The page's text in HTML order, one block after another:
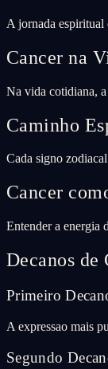
A jornada espiritual
Cancer na
Na vida cotidiana,
Caminho
Cada signo
Cancer
Entender a energia
Decanos
Primeiro
A expressao mais
Segundo